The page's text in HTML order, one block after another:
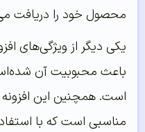
محصول خود را دریافت
یکی دیگر از ویژگی‌های
باعث محبوبیت آن
است. همچنین این
مناسبی است که با